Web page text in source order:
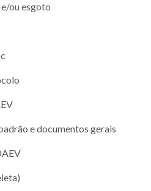
ou esgoto
e documentos gerais